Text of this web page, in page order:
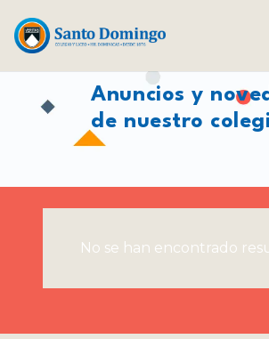
Anuncios y
de nuestro
No se han encontrado